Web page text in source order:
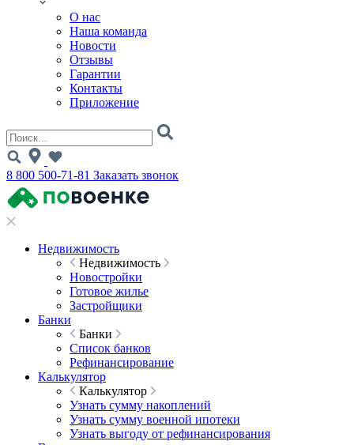
О нас
Наша команда
Новости
Отзывы
Гарантии
Контакты
Приложение
8 800 500-71-81 Заказать звонок
Недвижимость
Недвижимость
Новостройки
Готовое жилье
Застройщики
Банки
Банки
Список банков
Рефинансирование
Калькулятор
Калькулятор
Узнать сумму накоплений
Узнать сумму военной ипотеки
Узнать выгоду от рефинансирования